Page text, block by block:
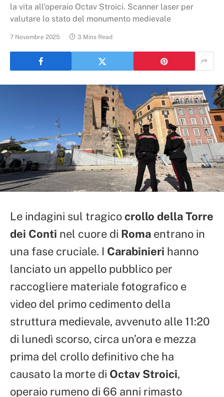
la vita all'operaio Octav Stroici. Scanner laser per
valutare lo stato del monumento medievale
7 Novembre 2025 3 Mins Read
Le indagini sul tragicocrollo della Torre
dei Conti nel cuore di Roma entrano in
una fase cruciale. I Carabinieri hanno
lanciato un appello pubblico per
raccogliere materiale fotografico e
video del primo cedimento della
struttura medievale, avvenuto alle 11:20
di lunedì scorso, circa un’ora e mezza
prima del crollo definitivo che ha
causato la morte di Octav Stroici,
operaio rumeno di 66 anni rimasto